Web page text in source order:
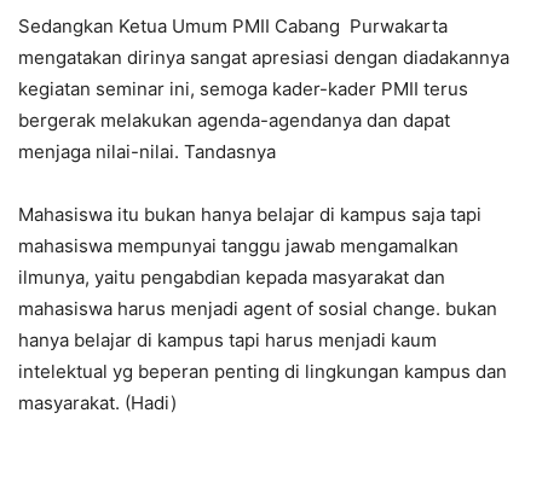
Sedangkan Ketua Umum PMII Cabang Purwakarta
mengatakan dirinya sangat apresiasi dengan diadakannya
kegiatan seminar ini, semoga kader-kader PMII terus
bergerak melakukan agenda-agendanya dan dapat
menjaga nilai-nilai. Tandasnya
Mahasiswa itu bukan hanya belajar di kampus saja tapi
mahasiswa mempunyai tanggu jawab mengamalkan
ilmunya, yaitu pengabdian kepada masyarakat dan
mahasiswa harus menjadi agent of sosial change. bukan
hanya belajar di kampus tapi harus menjadi kaum
intelektual yg beperan penting di lingkungan kampus dan
masyarakat. (Hadi)